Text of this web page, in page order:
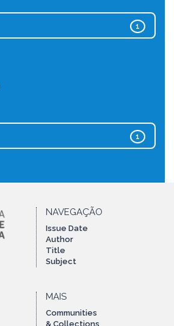
1
1
NAVEGAÇÃO
Issue Date
Author
Title
Subject
MAIS
Communities
& Collections